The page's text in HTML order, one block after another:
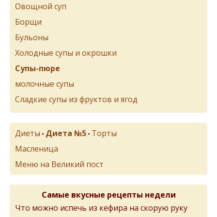
Овощной суп
Борщи
Бульоны
Холодные супы и окрошки
Супы-пюре
молочные супы
Сладкие супы из фруктов и ягод
Диеты • Диета №5 • Торты
Масленица
Меню на Великий пост
Самые вкусные рецепты недели
Что можно испечь из кефира на скорую руку